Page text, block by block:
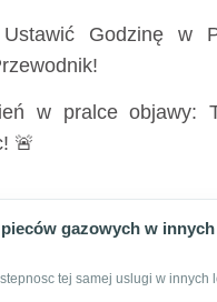
Godzinę w
w pralce objawy:
🚨
gazowych w innych
tej samej uslugi w innych